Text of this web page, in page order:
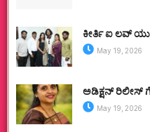
ಕೀರ್ತಿ ಐ ಲವ್ ಯು
May 19, 2026
ಅಡಿಕ್ಷನ್ ರಿಲೀಸ್
May 19, 2026